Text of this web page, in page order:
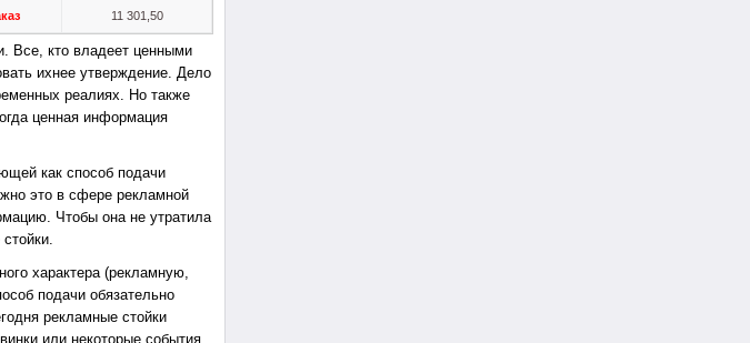
11 301,50
Все, кто владеет ценными
ихнее утверждение. Дело
реалиях. Но также
ценная информация
как способ подачи
это в сфере рекламной
Чтобы она не утратила
характера (рекламную,
подачи обязательно
рекламные стойки
или некоторые события.